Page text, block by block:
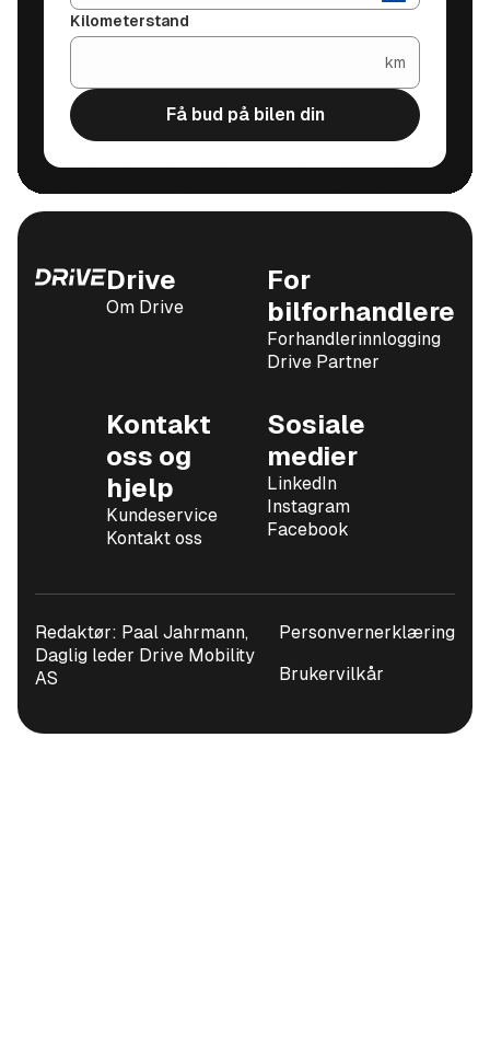
Kilometerstand
km
Få bud på bilen din
Drive
Om Drive
For
bilforhandlere
Forhandlerinnlogging
Drive Partner
Kontakt
oss og
hjelp
Kundeservice
Kontakt oss
Sosiale
medier
LinkedIn
Instagram
Facebook
Redaktør: Paal Jahrmann,
Daglig leder Drive Mobility
AS
Personvernerklæring
Brukervilkår